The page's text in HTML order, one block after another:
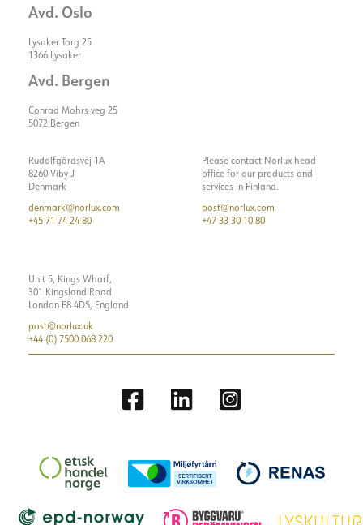
Avd. Oslo
Lysaker Torg 25
1366 Lysaker
Avd. Bergen
Conrad Mohrs veg 25
5072 Bergen
Rudolfgårdsvej 1A
8260 Viby J
Denmark
denmark@norlux.com
+45 71 74 24 80
Please contact Norlux head
office for our products and
services in Finland.
post@norlux.com
+47 33 30 10 80
Unit 5, Kings Wharf,
301 Kingsland Road
London E8 4DS, England
post@norlux.uk
+44 (0) 7500 068 220